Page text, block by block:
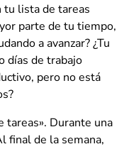
tu lista de tareas
parte de tu tiempo,
a avanzar? ¿Tu
días de trabajo
pero no está
tareas». Durante una
final de la semana,